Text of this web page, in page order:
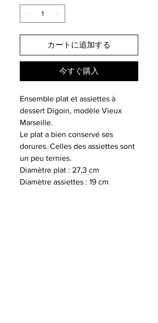
カートに追加する
今すぐ購入
Ensemble plat et assiettes à
dessert Digoin, modèle Vieux
Marseille.
Le plat a bien conservé ses
dorures. Celles des assiettes sont
un peu ternies.
Diamètre plat : 27,3 cm
Diamètre assiettes : 19 cm